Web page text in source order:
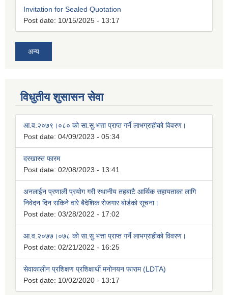
Invitation for Sealed Quotation
Post date: 10/15/2025 - 13:17
अन्य
विधुतीय शुसासन सेवा
आ.व.२०७९।०८० को सा.सु.भत्ता प्राप्त गर्ने लाभग्राहीको विवरण।
Post date: 04/09/2023 - 05:34
दरखास्त फारम
Post date: 02/08/2023 - 13:41
अनलाईन प्रणाली प्रयोग गरी स्थानीय तहबाटै आर्थिक सहायताका लागि
निवेदन दिन सकिने वारे बैदेशिक रोजगार बोर्डको सूचना।
Post date: 03/28/2022 - 17:02
आ.व.२०७७।०७८ को सा.सु.भत्ता प्राप्त गर्ने लाभग्राहीको विवरण।
Post date: 02/21/2022 - 16:25
सेवाकालीन प्रशिक्षण प्रशिक्षार्थी मनोनयन फाराम (LDTA)
Post date: 10/02/2020 - 13:17